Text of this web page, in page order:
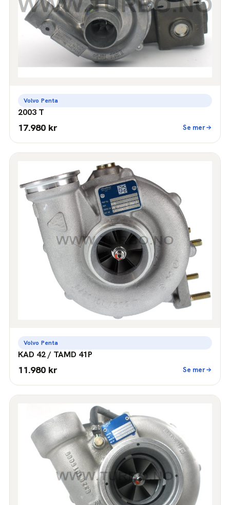
Volvo Penta
2003 T
17.980 kr Se mer
Volvo Penta
KAD 42 / TAMD 41P
11.980 kr Se mer